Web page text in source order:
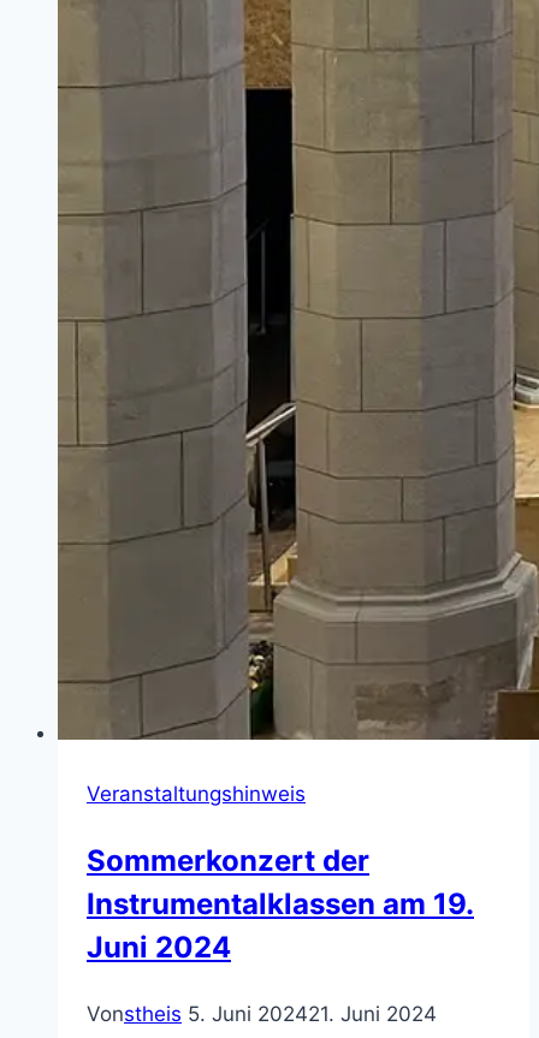
Veranstaltungshinweis
Sommerkonzert der
Instrumentalklassen am 19.
Juni 2024
Vonstheis 5. Juni 202421. Juni 2024